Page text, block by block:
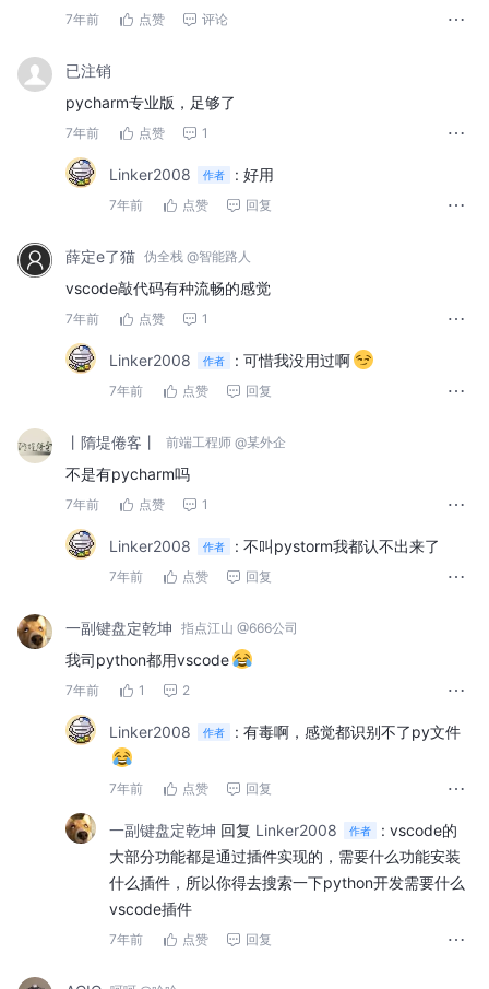
7年前 点赞 评论
已注销
pycharm专业版，足够了
7年前 点赞 1
Linker2008 作者 : 好用
7年前 点赞 回复
薛定e了猫 伪全栈 @智能路人
vscode敲代码有种流畅的感觉
7年前 点赞 1
Linker2008 作者 : 可惜我没用过啊
7年前 点赞 回复
丨隋堤倦客丨 前端工程师 @某外企
不是有pycharm吗
7年前 点赞 1
Linker2008 作者 : 不叫pystorm我都认不出来了
7年前 点赞 回复
一副键盘定乾坤 指点江山 @666公司
我司python都用vscode
7年前 1 2
Linker2008 作者 : 有毒啊，感觉都识别不了py文件
7年前 点赞 回复
一副键盘定乾坤 回复 Linker2008 作者 : vscode的
大部分功能都是通过插件实现的，需要什么功能安装
什么插件，所以你得去搜索一下python开发需要什么
vscode插件
7年前 点赞 回复